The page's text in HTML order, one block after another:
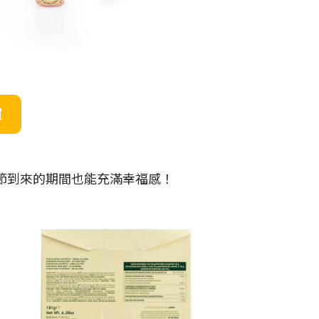
來的期間也能充滿幸福感！